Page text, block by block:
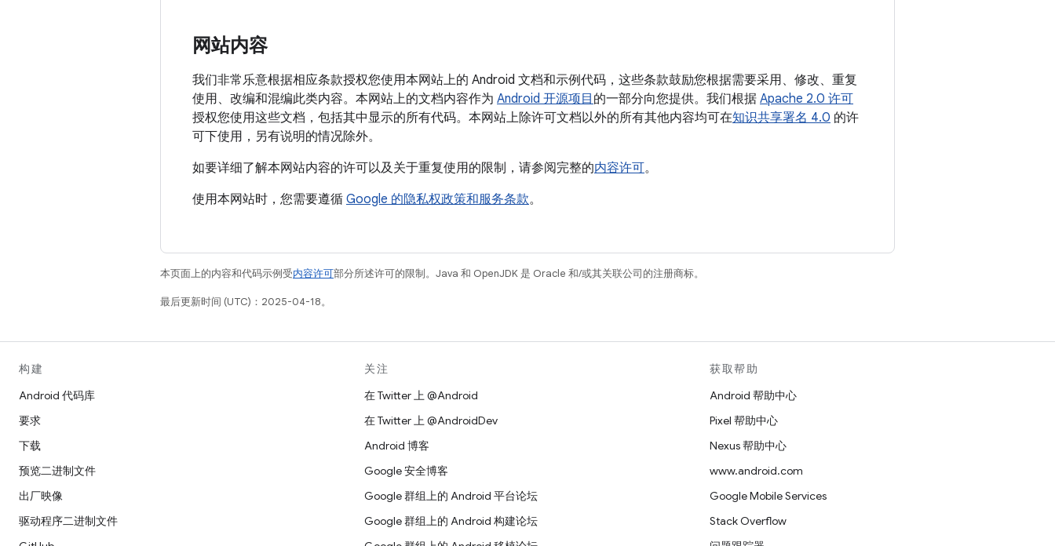
网站内容
我们非常乐意根据相应条款授权您使用本网站上的 Android 文档和示例代码，这些条款鼓励您根据需要采用、修改、重复
使用、改编和混编此类内容。本网站上的文档内容作为 Android 开源项目 的一部分向您提供。我们根据 Apache 2.0 许可
授权您使用这些文档，包括其中显示的所有代码。本网站上除许可文档以外的所有其他内容均可在知识共享署名 4.0 的许
可下使用，另有说明的情况除外。
如要详细了解本网站内容的许可以及关于重复使用的限制，请参阅完整的内容许可。
使用本网站时，您需要遵循 Google 的隐私权政策和服务条款。
本页面上的内容和代码示例受内容许可部分所述许可的限制。Java 和 OpenJDK 是 Oracle 和/或其关联公司的注册商标。
最后更新时间 (UTC)：2025-04-18。
构建
Android 代码库
要求
下载
预览二进制文件
出厂映像
驱动程序二进制文件
关注
在 Twitter 上 @Android
在 Twitter 上 @AndroidDev
Android 博客
Google 安全博客
Google 群组上的 Android 平台论坛
Google 群组上的 Android 构建论坛
获取帮助
Android 帮助中心
Pixel 帮助中心
Nexus 帮助中心
www.android.com
Google Mobile Services
Stack Overflow